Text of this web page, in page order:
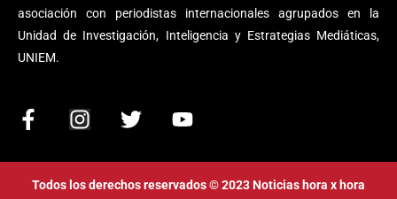
asociación con periodistas internacionales agrupados en la
Unidad de Investigación, Inteligencia y Estrategias Mediáticas,
UNIEM.
F
a
c
e
I
n
s
t
T
i
t
Y
u
t
Todos los derechos reservados © 2023 Noticias hora x hora